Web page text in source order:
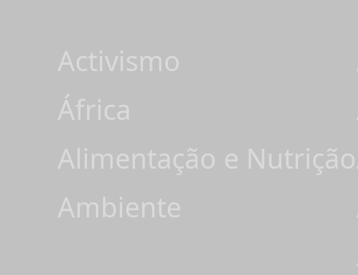
Activismo
África
Alimentação e Nutrição
Ambiente